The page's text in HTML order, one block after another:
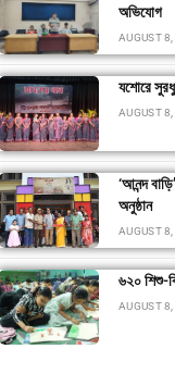
অভিযোগ
AUGUST
যশোরে
AUGUST
‘আনন্দ
অনুষ্ঠান
AUGUST
৬২০ শিশু-
AUGUST